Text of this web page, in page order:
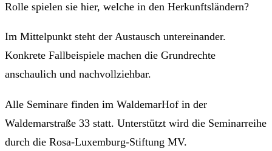
Rolle spielen sie hier, welche in den Herkunftsländern?
Im Mittelpunkt steht der Austausch untereinander.
Konkrete Fallbeispiele machen die Grundrechte
anschaulich und nachvollziehbar.
Alle Seminare finden im WaldemarHof in der
Waldemarstraße 33 statt. Unterstützt wird die Seminarreihe
durch die Rosa-Luxemburg-Stiftung MV.